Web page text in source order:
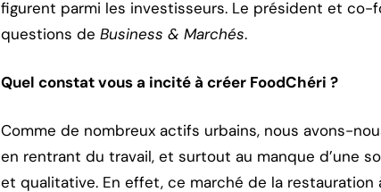
figurent parmi les investisseurs. Le président et co-
questions de Business & Marchés.
Quel constat vous a incité à créer FoodChéri ?
Comme de nombreux actifs urbains, nous avons-
en rentrant du travail, et surtout au manque d’une
et qualitative. En effet, ce marché de la